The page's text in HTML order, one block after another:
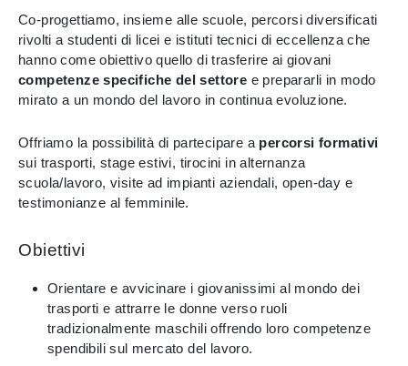
Co-progettiamo, insieme alle scuole, percorsi diversificati
rivolti a studenti di licei e istituti tecnici di eccellenza che
hanno come obiettivo quello di trasferire ai giovani
competenze specifiche del settore e prepararli in modo
mirato a un mondo del lavoro in continua evoluzione.
Offriamo la possibilità di partecipare a percorsi formativi
sui trasporti, stage estivi, tirocini in alternanza
scuola/lavoro, visite ad impianti aziendali, open-day e
testimonianze al femminile.
Obiettivi
Orientare e avvicinare i giovanissimi al mondo dei
trasporti e attrarre le donne verso ruoli
tradizionalmente maschili offrendo loro competenze
spendibili sul mercato del lavoro.